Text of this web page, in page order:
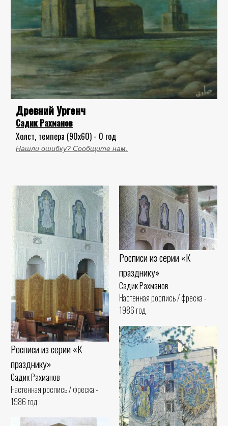
Древний Ургенч
Садик Рахманов
Холст, темпера (90x60) - 0 год
Нашли ошибку? Сообщите нам.
Росписи из серии «К
празднику»
Садик Рахманов
Настенная роспись / фреска -
1986 год
Росписи из серии «К
празднику»
Садик Рахманов
Настенная роспись / фреска -
1986 год